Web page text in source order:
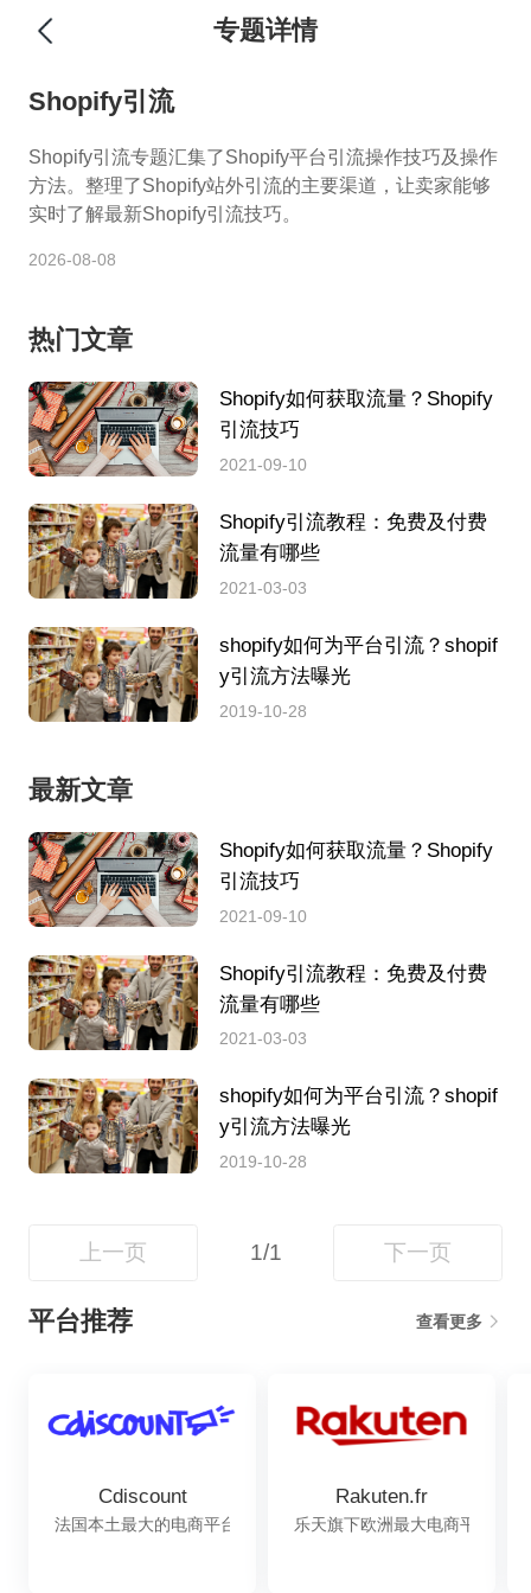
专题详情
Shopify引流
Shopify引流专题汇集了Shopify平台引流操作技巧及操作
方法。整理了Shopify站外引流的主要渠道，让卖家能够
实时了解最新Shopify引流技巧。
2026-08-08
热门文章
Shopify如何获取流量？Shopify
引流技巧
2021-09-10
Shopify引流教程：免费及付费
流量有哪些
2021-03-03
shopify如何为平台引流？shopif
y引流方法曝光
2019-10-28
最新文章
Shopify如何获取流量？Shopify
引流技巧
2021-09-10
Shopify引流教程：免费及付费
流量有哪些
2021-03-03
shopify如何为平台引流？shopif
y引流方法曝光
2019-10-28
上一页 1/1 下一页
平台推荐 查看更多
Cdiscount
法国本土最大的电商平台
Rakuten.fr
乐天旗下欧洲最大电商平台